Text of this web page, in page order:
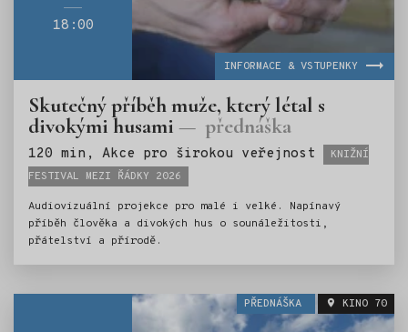
18:00
Skutečný příběh muže, který létal s
divokými husami přednáška
120 min, Akce pro širokou veřejnost Štítky:
KNIŽNÍ
FESTIVAL MEZI ŘÁDKY 2026
Audiovizuální projekce pro malé i velké. Napínavý
příběh člověka a divokých hus o sounáležitosti,
přátelství a přírodě.
INFORMACE & VSTUPENKY
PŘEDNÁŠKA KINO 70